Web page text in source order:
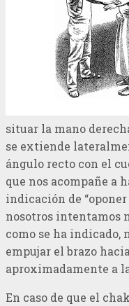
situar la mano
se extiende
ángulo recto con el
que nos acompañe a
indicación de
nosotros intentamos
como se ha
empujar el brazo
aproximadamente a
En caso de que el